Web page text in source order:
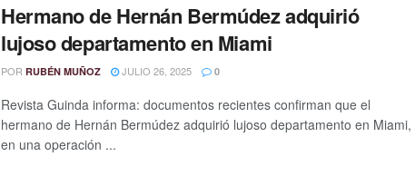
Hermano de Hernán Bermúdez adquirió
lujoso departamento en Miami
POR RUBÉN MUÑOZ JULIO 26, 2025 0
Revista Guinda informa: documentos recientes confirman que el
hermano de Hernán Bermúdez adquirió lujoso departamento en Miami,
en una operación ...